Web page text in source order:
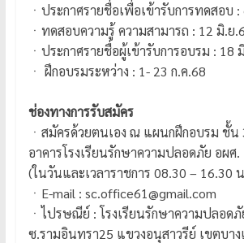
ㆍประกาศรายชื่อเพื่อเข้ารับการทดสอบ
ㆍทดสอบความรู้ ความสามารถ : 12 มิ.ย
ㆍประกาศรายชื่อผู้เข้ารับการอบรม : 18
ㆍ ฝึกอบรมระหว่าง : 1- 23 ก.ค.68
ช่องทางการรับสมัคร
ㆍสมัครด้วยตนเอง ณ แผนกฝึกอบรม ชั้น
อาคารโรงเรียนรักษาความปลอดภัย อผศ.
(ในวันและเวลาราชการ 08.30 – 16.30
ㆍE-mail : sc.office61@gmail.com
ㆍไปรษณีย์ : โรงเรียนรักษาความปลอด
ซ.รามอินทรา25 แขวงอนุสาวรีย์ เขตบาง